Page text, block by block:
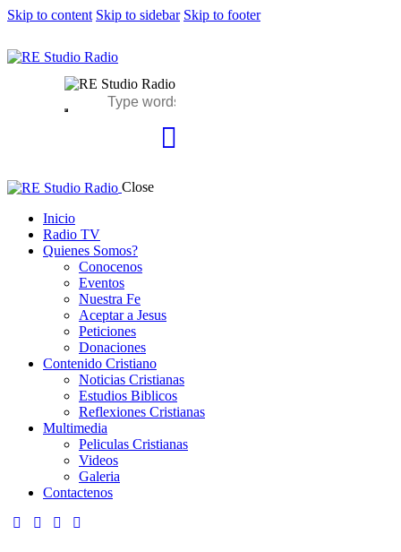
Skip to content Skip to sidebar Skip to footer
Close
Inicio
Radio TV
Quienes Somos?
Conocenos
Eventos
Nuestra Fe
Aceptar a Jesus
Peticiones
Donaciones
Contenido Cristiano
Noticias Cristianas
Estudios Biblicos
Reflexiones Cristianas
Multimedia
Peliculas Cristianas
Videos
Galeria
Contactenos